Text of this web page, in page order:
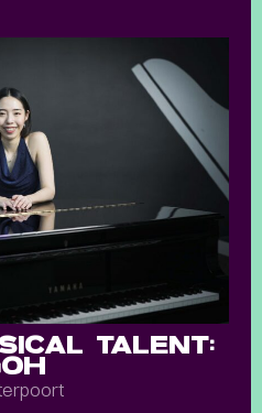
TALENT: